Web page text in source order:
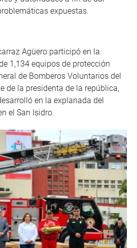
expuestas.
Agüero participó en la
1,134 equipos de protección
de Bomberos Voluntarios del
de la presidenta de la república,
en la explanada del
el San Isidro.